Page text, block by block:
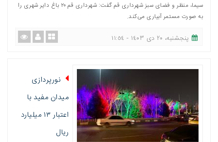
سیما، منظر و فضای سبز شهرداری قم گفت: شهرداری قم ۲۰ باغ دایر شهری را
به صورت مستمر آبیاری می‌کند.
پنجشنبه، ٢٠ دی ١٤٠٣ - ١١:٥٤
نورپردازی
میدان مفید با
اعتبار ۱۳ میلیارد
ریال